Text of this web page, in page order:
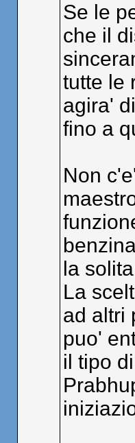
Se le
che il
tutte le
agira'
fino a
Non
la
La
ad altri
puo'
il tipo